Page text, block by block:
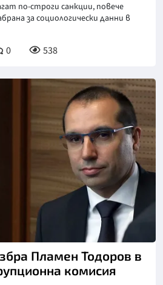
по-строги санкции, повече
за социологически данни в
0 538
Пламен Тодоров в
комисия